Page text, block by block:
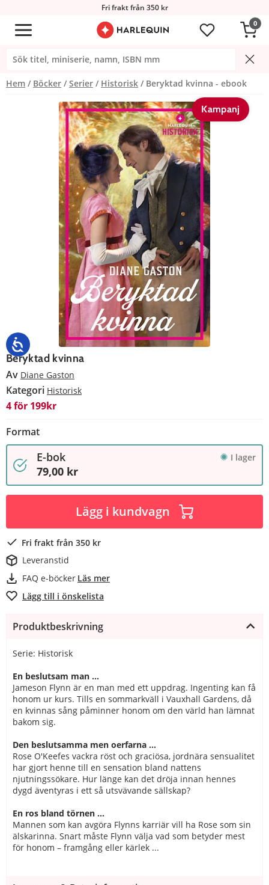
Fri frakt från 350 kr
0
Hem Böcker Serier Historisk Beryktad kvinna - ebook
Kampanj
Beryktad kvinna
Av Diane Gaston
Kategori Historisk
4 för 199kr
Format
E-bok I lager
79,00 kr
Lägg i kundvagn
Fri frakt från 350 kr
Leveranstid
FAQ e-böcker Läs mer
Lägg till i önskelista
Produktbeskrivning
Serie: Historisk
En beslutsam man …
Jameson Flynn är en man med ett uppdrag. Ingenting kan få
honom ur kurs. Tills en sommarkväll i Vauxhall Gardens, då
en kvinnas sång påminner honom om den värld han lämnat
bakom sig.
Den beslutsamma men oerfarna …
Rose O'Keefes vackra röst och graciösa, jordnära sensualitet
har gjort henne till en sensation bland nattens
njutningssökare. Hur länge kan det dröja innan hennes
dygd äventyras i ett så utsvävande sällskap?
En ros bland törnen …
Mannen som kan avgöra Flynns karriär vill ha Rose som sin
älskarinna. Snart måste Flynn välja vad som betyder mest
för honom – framgång eller kärlek ...